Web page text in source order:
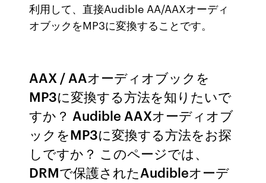
利用して、直接Audible AA/AAXオーディ
オブックをMP3に変換することです。
AAX / AAオーディオブックを
MP3に変換する方法を知りたいで
すか？ Audible AAXオーディオブ
ックをMP3に変換する方法をお探
しですか？ このページでは、
DRMで保護されたAudibleオーデ